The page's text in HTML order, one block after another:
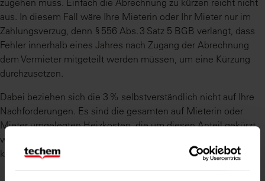
aus. In diesem Fall wäre Ihre Mieterin oder Ihr Mieter nur im
Zahlungsverzug, denn § 556 Abs. 3 Satz 5 BGB verlangt, dass
Fehler innerhalb eines Jahres nach Zugang der Abrechnung
dem Vermieter mitgeteilt werden müssen, um eine Kürzung
durchzusetzen.
Dabei beziehen sich die 3 % selbstverständlich nicht auf Ihre
Nachforderungen. Es sind die gesamten auf Mieterin oder
Mieter umgelegten Heizkosten, die um diesen Anteil gekürzt
werden. Auch die geleisteten Vorauszahlungen spielen dabei
keine Rolle.